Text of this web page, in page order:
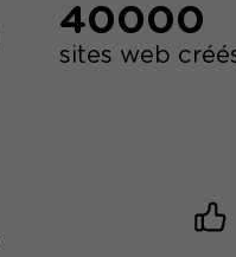
40000
sites web